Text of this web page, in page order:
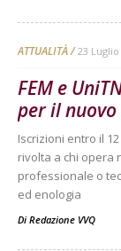
ATTUALITÀ 23 Luglio
FEM e
per il nuovo
Iscrizioni entro il
rivolta a chi opera
professionale o
ed enologia
Di Redazione VVQ